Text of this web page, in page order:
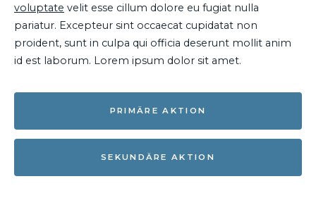
voluptate velit esse cillum dolore eu fugiat nulla
pariatur. Excepteur sint occaecat cupidatat non
proident, sunt in culpa qui officia deserunt mollit anim
id est laborum. Lorem ipsum dolor sit amet.
PRIMÄRE AKTION
SEKUNDÄRE AKTION